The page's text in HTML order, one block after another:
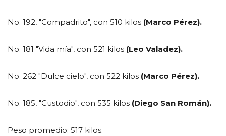
No. 192, "Compadrito", con 510 kilos (Marco Pérez).
No. 181 "Vida mía", con 521 kilos (Leo Valadez).
No. 262 "Dulce cielo", con 522 kilos (Marco Pérez).
No. 185, "Custodio", con 535 kilos (Diego San Román).
Peso promedio: 517 kilos.